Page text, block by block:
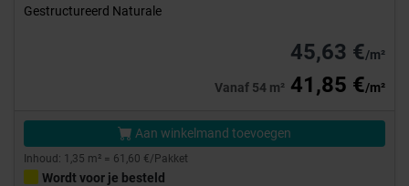
Gestructureerd Naturale
45,63 €/m²
Vanaf 54 m² 41,85 €/m²
Aan winkelmand toevoegen
Inhoud: 1,35 m² = 61,60 €/Pakket
Wordt voor je besteld